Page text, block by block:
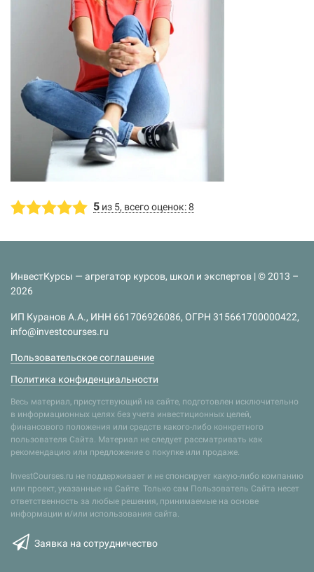
5 из 5, всего оценок: 8
ИнвестКурсы — агрегатор курсов, школ и экспертов | © 2013 –
2026
ИП Куранов А.А., ИНН 661706926086, ОГРН 315661700000422,
info@investcourses.ru
Пользовательское соглашение
Политика конфиденциальности
Весь материал, присутствующий на сайте, подготовлен исключительно
в информационных целях без учета инвестиционных целей,
финансового положения или средств какого-либо конкретного
пользователя Сайта. Материал не следует рассматривать как
рекомендацию или предложение о покупке или продаже.
InvestCourses.ru не поддерживает и не спонсирует какую-либо компанию
или проект, указанные на Сайте. Только сам Пользователь Сайта несет
ответственность за любые решения, принимаемые на основе
информации и/или использования сайта.
Заявка на сотрудничество